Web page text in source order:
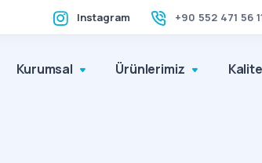
Instagram +90 552 471 56
Kurumsal Ürünlerimiz